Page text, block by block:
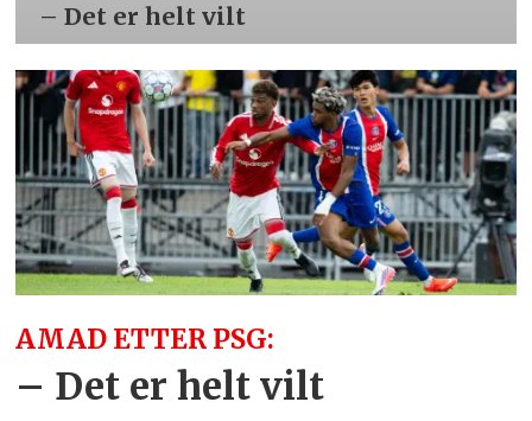
– Det er helt vilt
AMAD ETTER PSG:
– Det er helt vilt